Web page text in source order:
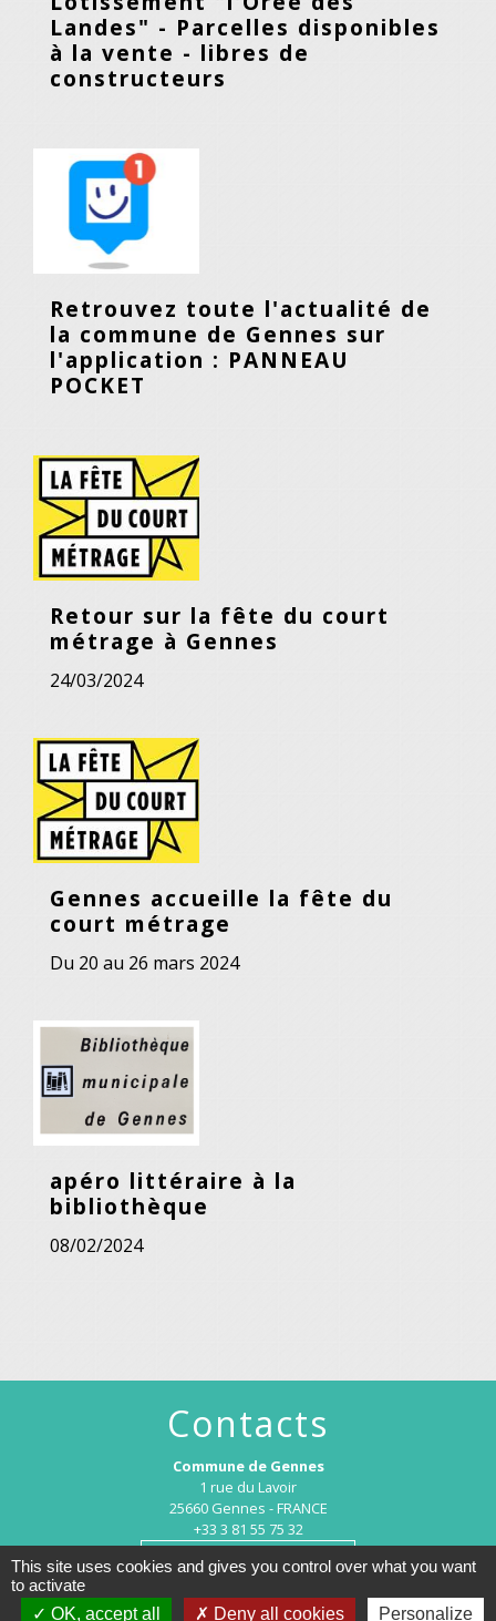
Landes" - Parcelles disponibles
à la vente - libres de
constructeurs
Retrouvez toute l'actualité de
la commune de Gennes sur
l'application : PANNEAU
POCKET
Retour sur la fête du court
métrage à Gennes
24/03/2024
Gennes accueille la fête du
court métrage
Du 20 au 26 mars 2024
apéro littéraire à la
bibliothèque
08/02/2024
Contacts
Commune de Gennes
1 rue du Lavoir
25660 Gennes - FRANCE
+33 3 81 55 75 32
Contact par formulaire
This site uses cookies and gives you control over what you want
to activate
OK, accept all
Deny all cookies Personalize